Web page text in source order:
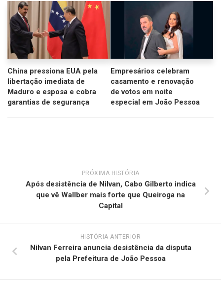
China pressiona EUA pela
libertação imediata de
Maduro e esposa e cobra
garantias de segurança
Empresários celebram
casamento e renovação
de votos em noite
especial em João Pessoa
PRÓXIMA HISTÓRIA
Após desistência de Nilvan, Cabo Gilberto indica
que vê Wallber mais forte que Queiroga na
Capital
HISTÓRIA ANTERIOR
Nilvan Ferreira anuncia desistência da disputa
pela Prefeitura de João Pessoa